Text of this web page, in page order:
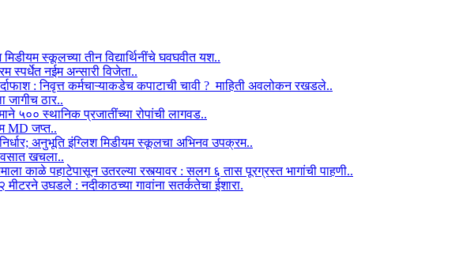
मिडीयम स्कूलच्या तीन विद्यार्थिनींचे घवघवीत यश..
स्पर्धेत नईम अन्सारी विजेता..
: निवृत्त कर्मचाऱ्याकडेच कपाटाची चावी ? माहिती अवलोकन रखडले..
जागीच ठार..
५०० स्थानिक प्रजातींच्या रोपांची लागवड..
MD जप्त..
निर्धार; अनुभूति इंग्लिश मिडीयम स्कूलचा अभिनव उपक्रम..
खचला..
काळे पहाटेपासून उतरल्या रस्त्यावर : सलग ६ तास पूरग्रस्त भागांची पाहणी..
उघडले : नदीकाठच्या गावांना सतर्कतेचा ईशारा.